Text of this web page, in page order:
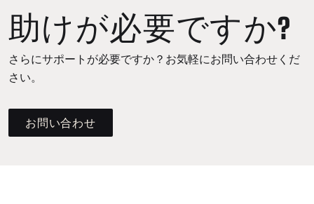
助けが必要ですか?
さらにサポートが必要ですか？お気軽にお問い合わせくだ
さい。
お問い合わせ